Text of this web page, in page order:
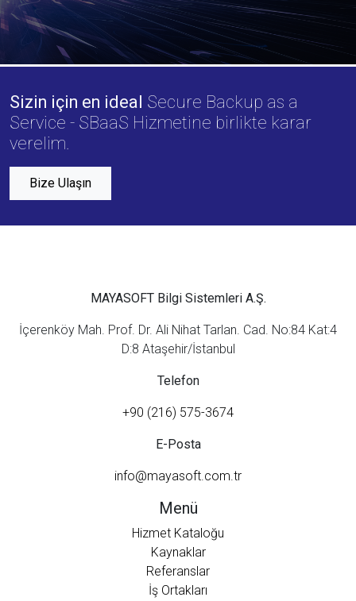
Sizin için en ideal Secure Backup as a
Service - SBaaS Hizmetine birlikte karar
verelim.
Bize Ulaşın
MAYASOFT Bilgi Sistemleri A.Ş.
İçerenköy Mah. Prof. Dr. Ali Nihat Tarlan. Cad. No:84 Kat:4
D:8 Ataşehir/İstanbul
Telefon
+90 (216) 575-3674
E-Posta
info@mayasoft.com.tr
Menü
Hizmet Kataloğu
Kaynaklar
Referanslar
İş Ortakları